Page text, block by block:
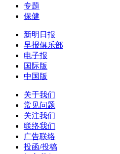
专题
保健
新明日报
早报俱乐部
电子报
国际版
中国版
关于我们
常见问题
关注我们
联络我们
广告联络
投函/投稿